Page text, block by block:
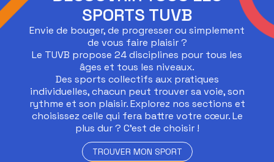
SPORTS TUVB
Envie de bouger, de progresser ou simplement
de vous faire plaisir ?
Le TUVB propose 24 disciplines pour tous les
âges et tous les niveaux.
Des sports collectifs aux pratiques
individuelles, chacun peut trouver sa voie, son
rythme et son plaisir. Explorez nos sections et
choisissez celle qui fera battre votre cœur. Le
plus dur ? C’est de choisir !
TROUVER MON SPORT